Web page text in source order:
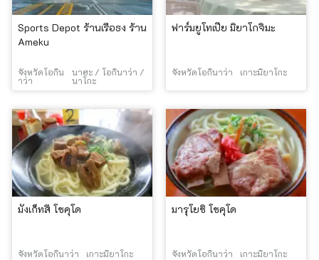
Sports Depot ร้านเรือธง ร้าน
Ameku
จังหวัดโอกิน
าว่า
นาฮะ / โอกินาว่า /
นาโกะ
ฟาร์มยูโทเปีย มิยาโกจิมะ
จังหวัดโอกินาว่า เกาะมิยาโกะ
มังเก็ทสึ โชคุโด
จังหวัดโอกินาว่า เกาะมิยาโกะ
มารุโยชิ โชคุโด
จังหวัดโอกินาว่า เกาะมิยาโกะ